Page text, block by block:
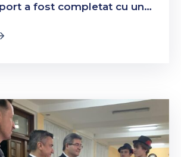
a fost completat cu un